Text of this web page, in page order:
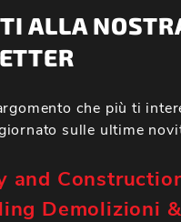
ALLA
che più ti
sulle ultime
and
Demolizioni &